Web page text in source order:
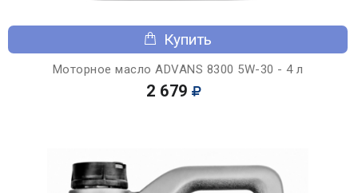
Купить
Моторное масло ADVANS 8300 5W-30 - 4 л
2 679